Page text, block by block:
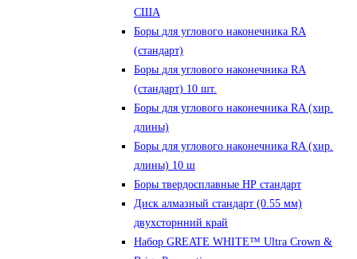
США
Боры для углового наконечника RA
(стандарт)
Боры для углового наконечника RA
(стандарт) 10 шт.
Боры для углового наконечника RA (хир.
длины)
Боры для углового наконечника RA (хир.
длины) 10 ш
Боры твердосплавные НР стандарт
Диск алмазный стандарт (0.55 мм)
двухсторнний край
Набор GREATE WHITE™ Ultra Crown &